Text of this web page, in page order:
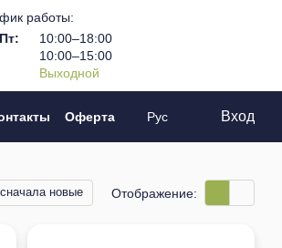
работы:
10:00–18:00
10:00–15:00
Выходной
Оферта
Рус Вход
сначала новые Отображение: